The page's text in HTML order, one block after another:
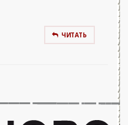
ЧИТАТЬ